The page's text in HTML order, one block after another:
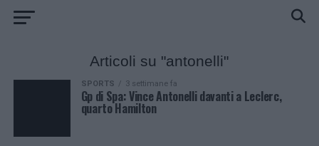
Articoli su "antonelli"
SPORTS 3 settimane fa
Gp di Spa: Vince Antonelli davanti a Leclerc,
quarto Hamilton